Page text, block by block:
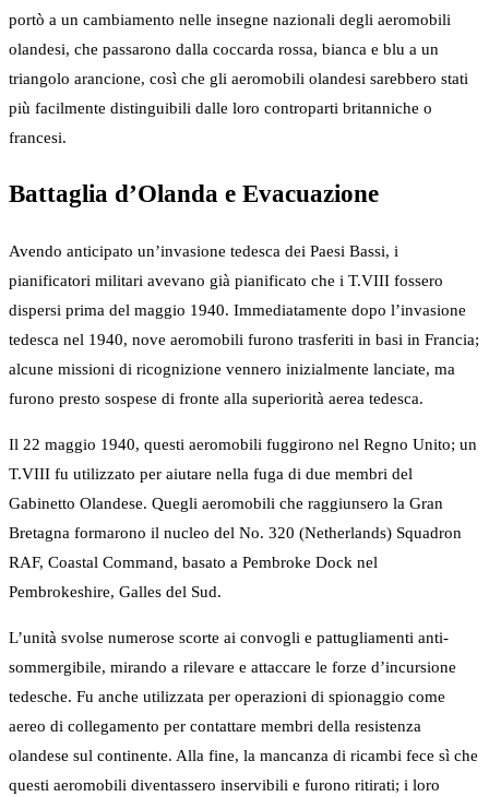
portò a un cambiamento nelle insegne nazionali degli aeromobili
olandesi, che passarono dalla coccarda rossa, bianca e blu a un
triangolo arancione, così che gli aeromobili olandesi sarebbero stati
più facilmente distinguibili dalle loro controparti britanniche o
francesi.
Battaglia d’Olanda e Evacuazione
Avendo anticipato un’invasione tedesca dei Paesi Bassi, i
pianificatori militari avevano già pianificato che i T.VIII fossero
dispersi prima del maggio 1940. Immediatamente dopo l’invasione
tedesca nel 1940, nove aeromobili furono trasferiti in basi in Francia;
alcune missioni di ricognizione vennero inizialmente lanciate, ma
furono presto sospese di fronte alla superiorità aerea tedesca.
Il 22 maggio 1940, questi aeromobili fuggirono nel Regno Unito; un
T.VIII fu utilizzato per aiutare nella fuga di due membri del
Gabinetto Olandese. Quegli aeromobili che raggiunsero la Gran
Bretagna formarono il nucleo del No. 320 (Netherlands) Squadron
RAF, Coastal Command, basato a Pembroke Dock nel
Pembrokeshire, Galles del Sud.
L’unità svolse numerose scorte ai convogli e pattugliamenti anti-
sommergibile, mirando a rilevare e attaccare le forze d’incursione
tedesche. Fu anche utilizzata per operazioni di spionaggio come
aereo di collegamento per contattare membri della resistenza
olandese sul continente. Alla fine, la mancanza di ricambi fece sì che
questi aeromobili diventassero inservibili e furono ritirati; i loro